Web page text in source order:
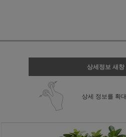
상세정보 새창
상세 정보를 확